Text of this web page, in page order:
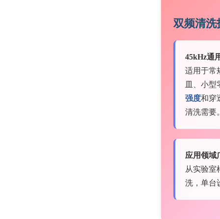
双频清洗
45kHz通
适用于常
皿、小型
强度和穿
清洗需要
应用领域
从实验室
洗，单台